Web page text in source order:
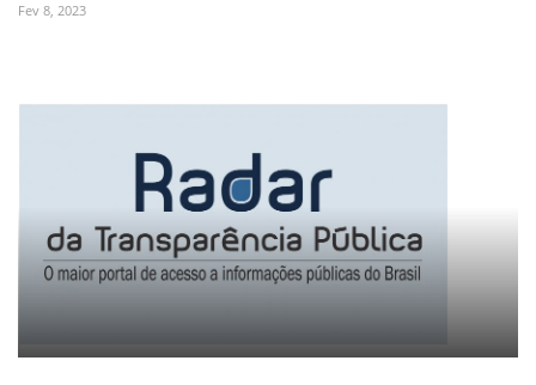
Fev 8, 2023